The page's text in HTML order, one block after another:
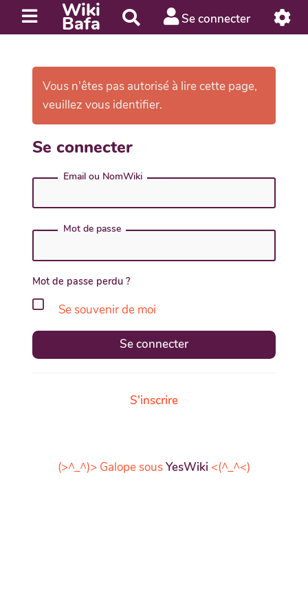
Wiki
Bafa
e
h
e
r
r
Se connecter
Vous n'êtes pas autorisé à lire cette page,
veuillez vous identifier.
Se connecter
Email ou NomWiki
Mot de passe
Mot de passe perdu ?
Se souvenir de moi
Se connecter
S'inscrire
(>^_^)> Galope sousYesWiki <(^_^<)